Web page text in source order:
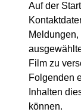
Auf der
Film zu
Folgenden
Inhalten
können.